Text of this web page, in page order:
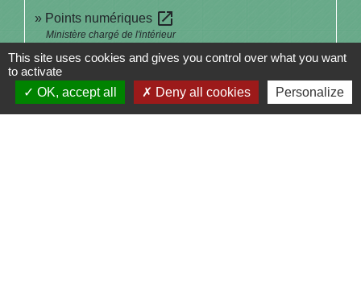
Points numériques open_in_new
Ministère chargé de l'intérieur
Tutoriel : déclaration de cession d'un véhiculeopen_in_new
Agence nationale des titres sécurisés (ANTS)
Liste des centres VHU référencés dans le SIVopen_in_new
Agence nationale des titres sécurisés (ANTS)
This site uses cookies and gives you control over what you want
to activate
OK, accept all
Deny all cookies Personalize